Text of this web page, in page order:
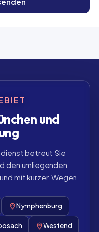
und
betreut Sie
den umliegenden
mit kurzen Wegen.
Nymphenburg
Westend